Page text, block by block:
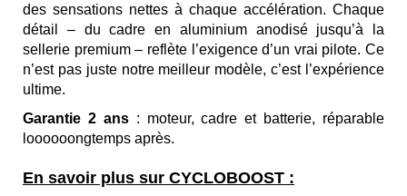
des sensations nettes à chaque accélération. Chaque
détail – du cadre en aluminium anodisé jusqu’à la
sellerie premium – reflète l’exigence d’un vrai pilote. Ce
n’est pas juste notre meilleur modèle, c’est l’expérience
ultime.
Garantie 2 ans : moteur, cadre et batterie, réparable
loooooongtemps après.
En savoir plus sur CYCLOBOOST :